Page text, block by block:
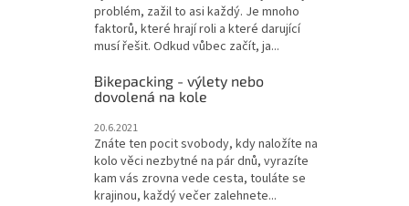
problém, zažil to asi každý. Je mnoho
faktorů, které hrají roli a které darující
musí řešit. Odkud vůbec začít, ja...
Bikepacking - výlety nebo
dovolená na kole
20.6.2021
Znáte ten pocit svobody, kdy naložíte na
kolo věci nezbytné na pár dnů, vyrazíte
kam vás zrovna vede cesta, touláte se
krajinou, každý večer zalehnete...